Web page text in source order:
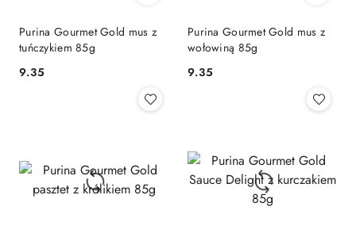
Purina Gourmet Gold mus z
tuńczykiem 85g
Cena:
9.35
Purina Gourmet Gold mus z
wołowiną 85g
Cena:
9.35